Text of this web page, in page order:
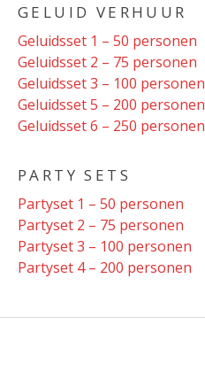
GELUID VERHUUR
Geluidsset 1 – 50 personen
Geluidsset 2 – 75 personen
Geluidsset 3 – 100 personen
Geluidsset 5 – 200 personen
Geluidsset 6 – 250 personen
PARTY SETS
Partyset 1 – 50 personen
Partyset 2 – 75 personen
Partyset 3 – 100 personen
Partyset 4 – 200 personen